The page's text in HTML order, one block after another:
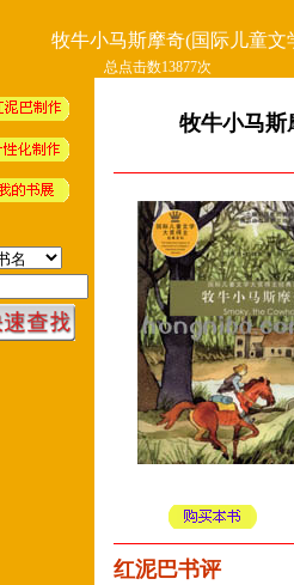
牧牛小马斯摩奇(国际儿童
总点击数13877次
牧牛小马斯
红泥巴书评